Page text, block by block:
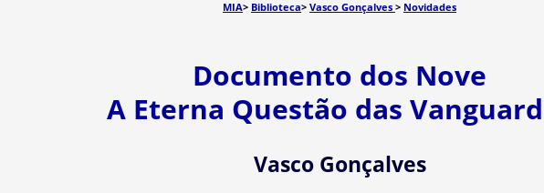
MIA> Biblioteca> Vasco Gonçalves > Novidades
Documento dos Nove
A Eterna Questão das
Vasco Gonçalves